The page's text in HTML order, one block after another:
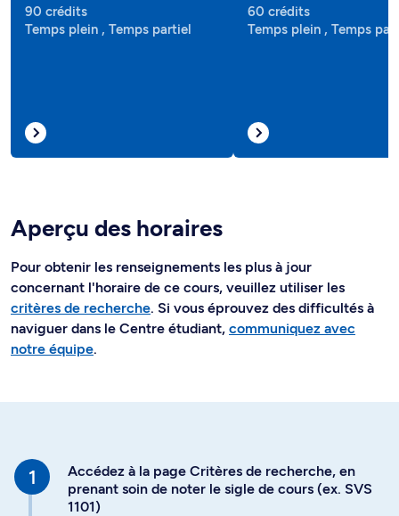
90 crédits
Temps plein , Temps partiel
60 crédits
Temps plein , Temps
Aperçu des horaires
Pour obtenir les renseignements les plus à jour
concernant l'horaire de ce cours, veuillez utiliser les
critères de recherche. Si vous éprouvez des difficultés à
naviguer dans le Centre étudiant, communiquez avec
notre équipe.
Accédez à la page Critères de recherche, en
prenant soin de noter le sigle de cours (ex. SVS
1101)